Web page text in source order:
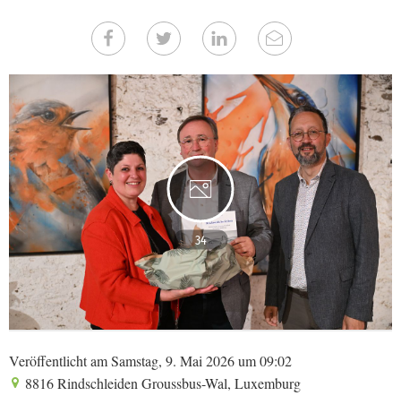
34
Veröffentlicht am Samstag, 9. Mai 2026 um 09:02
8816 Rindschleiden Groussbus-Wal, Luxemburg